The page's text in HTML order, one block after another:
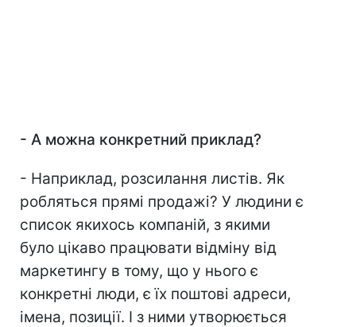
- А можна конкретний приклад?
- Наприклад, розсилання листів. Як
робляться прямі продажі? У людини є
список якихось компаній, з якими
було цікаво працювати відміну від
маркетингу в тому, що у нього є
конкретні люди, є їх поштові адреси,
імена, позиції. І з ними утворюється